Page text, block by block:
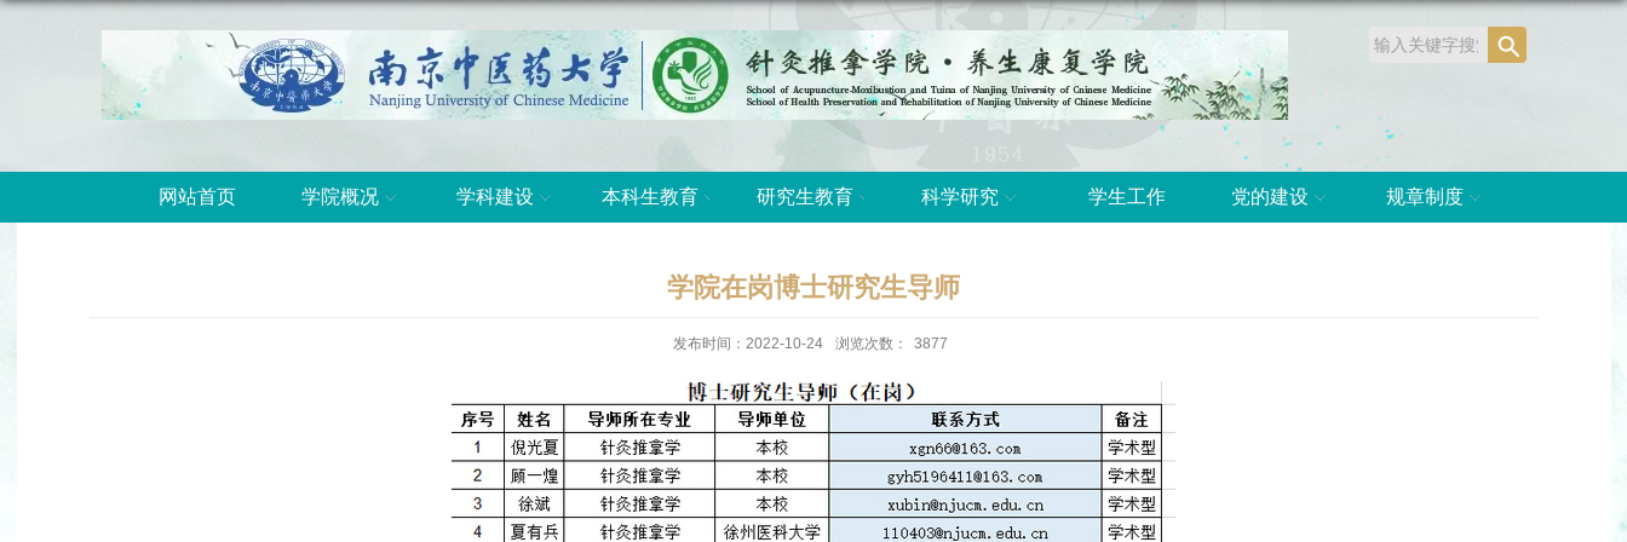
网站首页 学院概况 学科建设 本科生教育 研究生教育 科学研究 学生工作 党的建设 规章制度
学院在岗博士研究生导师
发布时间：2022-10-24 浏览次数： 3877